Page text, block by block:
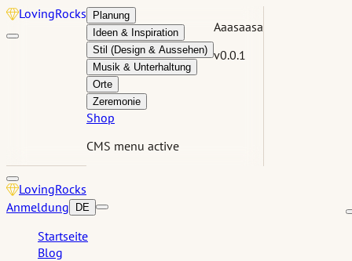
LovingRocks
Planung
Ideen & Inspiration
Stil (Design & Aussehen)
Musik & Unterhaltung
Orte
Zeremonie
Shop
CMS menu active
Aaasaasa
v0.0.1
LovingRocks
Anmeldung
DE
Startseite
Blog